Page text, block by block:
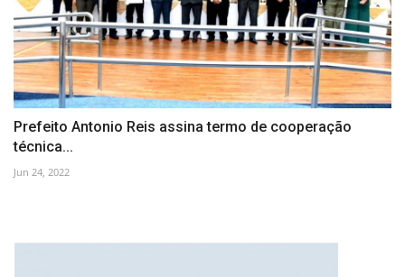
Prefeito Antonio Reis assina termo de cooperação
técnica...
Jun 24, 2022